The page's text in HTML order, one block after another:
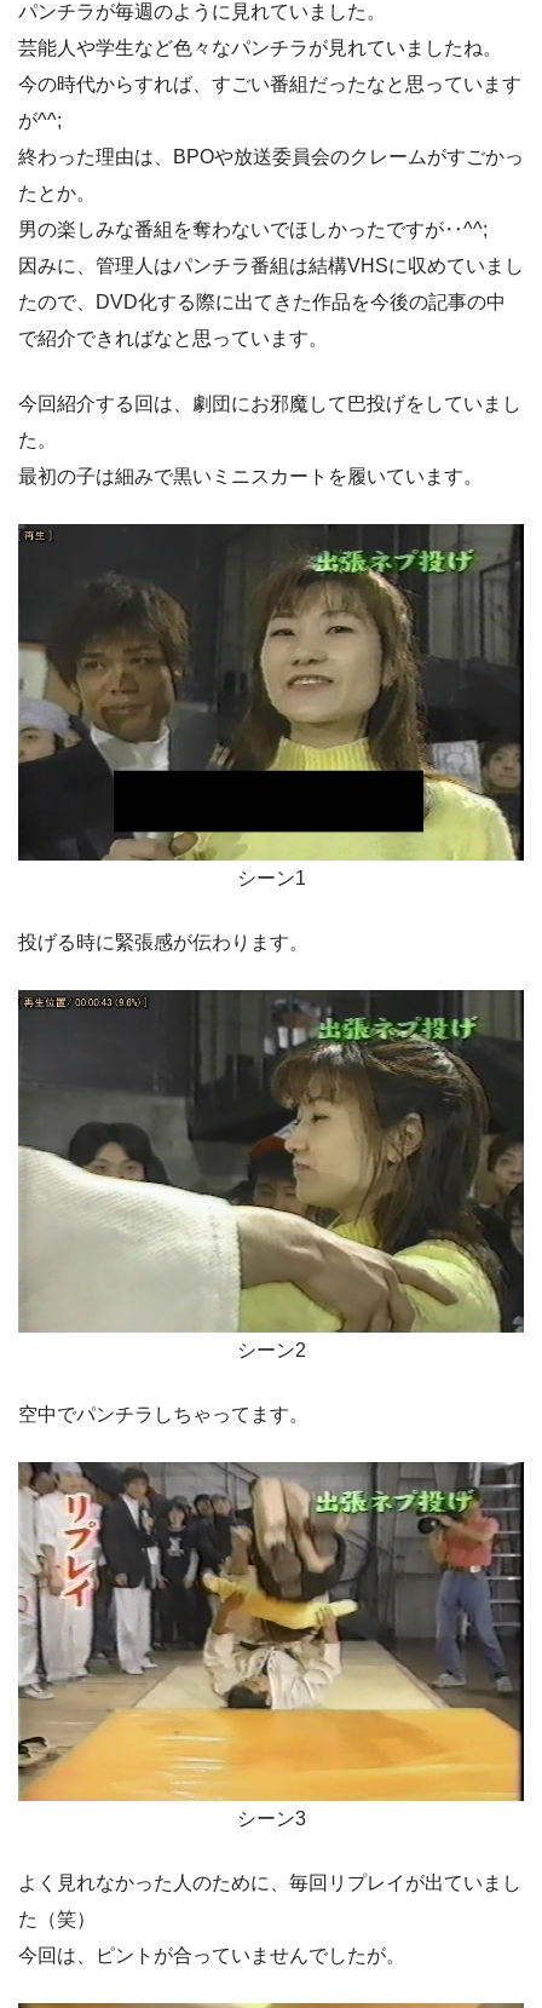
パンチラが毎週のように見れていました。
芸能人や学生など色々なパンチラが見れていましたね。
今の時代からすれば、すごい番組だったなと思っています
が^^;
終わった理由は、BPOや放送委員会のクレームがすごかっ
たとか。
男の楽しみな番組を奪わないでほしかったですが‥^^;
因みに、管理人はパンチラ番組は結構VHSに収めていまし
たので、DVD化する際に出てきた作品を今後の記事の中
で紹介できればなと思っています。
今回紹介する回は、劇団にお邪魔して巴投げをしていまし
た。
最初の子は細みで黒いミニスカートを履いています。
シーン1
投げる時に緊張感が伝わります。
シーン2
空中でパンチラしちゃってます。
シーン3
よく見れなかった人のために、毎回リプレイが出ていまし
た（笑）
今回は、ピントが合っていませんでしたが。